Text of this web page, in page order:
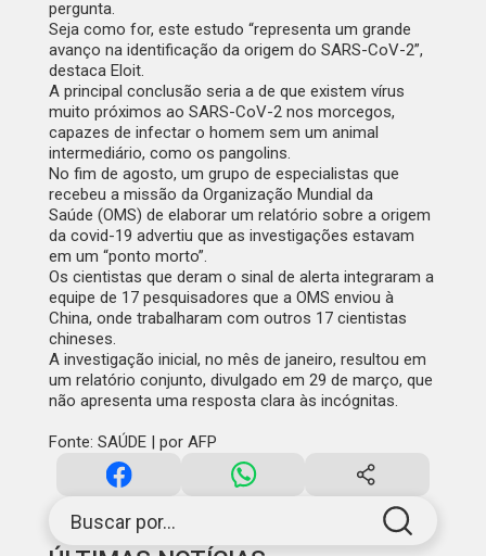
Buscar por...
pergunta.
Seja como for, este estudo “representa um grande
avanço na identificação da origem do SARS-CoV-2”,
destaca Eloit.
A principal conclusão seria a de que existem vírus
muito próximos ao SARS-CoV-2 nos morcegos,
capazes de infectar o homem sem um animal
intermediário, como os pangolins.
No fim de agosto, um grupo de especialistas que
recebeu a missão da Organização Mundial da
Saúde (OMS) de elaborar um relatório sobre a origem
da covid-19 advertiu que as investigações estavam
em um “ponto morto”.
Os cientistas que deram o sinal de alerta integraram a
equipe de 17 pesquisadores que a OMS enviou à
China, onde trabalharam com outros 17 cientistas
chineses.
A investigação inicial, no mês de janeiro, resultou em
um relatório conjunto, divulgado em 29 de março, que
não apresenta uma resposta clara às incógnitas.
Fonte: SAÚDE | por AFP